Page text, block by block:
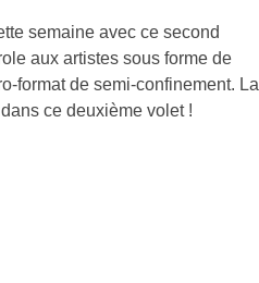
semaine avec ce second
aux artistes sous forme de
format de semi-confinement. La
ce deuxième volet !